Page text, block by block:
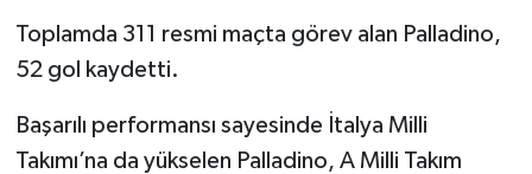
Toplamda 311 resmi maçta görev alan Palladino,
52 gol kaydetti.
Başarılı performansı sayesinde İtalya Milli
Takımı’na da yükselen Palladino, A Milli Takım